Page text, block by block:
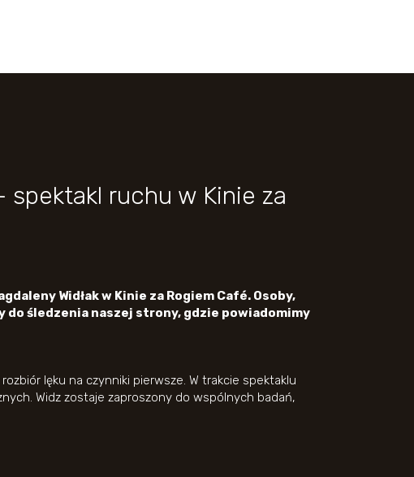
spektakl ruchu w Kinie za
Widłak w Kinie za Rogiem Café. Osoby,
śledzenia naszej strony, gdzie powiadomimy
lęku na czynniki pierwsze. W trakcie spektaklu
Widz zostaje zaproszony do wspólnych badań,